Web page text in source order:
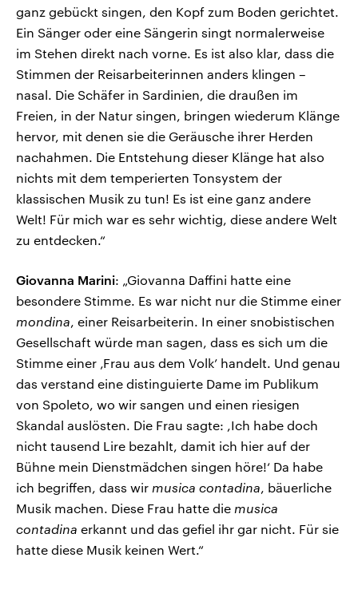
ganz gebückt singen, den Kopf zum Boden gerichtet.
Ein Sänger oder eine Sängerin singt normalerweise
im Stehen direkt nach vorne. Es ist also klar, dass die
Stimmen der Reisarbeiterinnen anders klingen –
nasal. Die Schäfer in Sardinien, die draußen im
Freien, in der Natur singen, bringen wiederum Klänge
hervor, mit denen sie die Geräusche ihrer Herden
nachahmen. Die Entstehung dieser Klänge hat also
nichts mit dem temperierten Tonsystem der
klassischen Musik zu tun! Es ist eine ganz andere
Welt! Für mich war es sehr wichtig, diese andere Welt
zu entdecken.“
Giovanna Marini: „Giovanna Daffini hatte eine
besondere Stimme. Es war nicht nur die Stimme einer
mondina, einer Reisarbeiterin. In einer snobistischen
Gesellschaft würde man sagen, dass es sich um die
Stimme einer ‚Frau aus dem Volk’ handelt. Und genau
das verstand eine distinguierte Dame im Publikum
von Spoleto, wo wir sangen und einen riesigen
Skandal auslösten. Die Frau sagte: ,Ich habe doch
nicht tausend Lire bezahlt, damit ich hier auf der
Bühne mein Dienstmädchen singen höre!‘ Da habe
ich begriffen, dass wir musica contadina, bäuerliche
Musik machen. Diese Frau hatte die musica
contadina erkannt und das gefiel ihr gar nicht. Für sie
hatte diese Musik keinen Wert.“